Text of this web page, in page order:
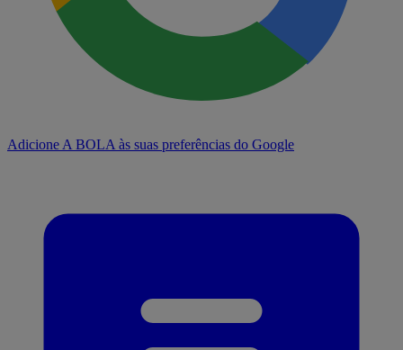
Adicione A BOLA às suas preferências do Google